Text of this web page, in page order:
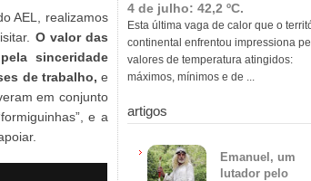
AEL, realizamos
O valor das
sinceridade
de trabalho, e
em conjunto
e a
4 de julho: 42,2 ºC.
Esta última vaga de calor que o
continental enfrentou impressiona
valores de temperatura atingidos:
máximos, mínimos e de ...
artigos
Emanuel, um
lutador pelo